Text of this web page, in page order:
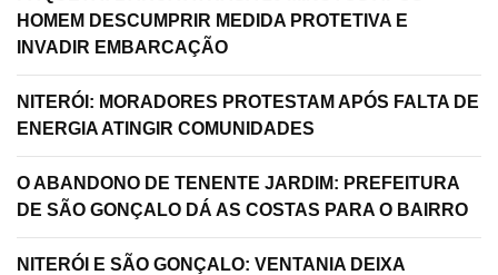
HOMEM DESCUMPRIR MEDIDA PROTETIVA E
INVADIR EMBARCAÇÃO
NITERÓI: MORADORES PROTESTAM APÓS FALTA DE
ENERGIA ATINGIR COMUNIDADES
O ABANDONO DE TENENTE JARDIM: PREFEITURA
DE SÃO GONÇALO DÁ AS COSTAS PARA O BAIRRO
NITERÓI E SÃO GONÇALO: VENTANIA DEIXA